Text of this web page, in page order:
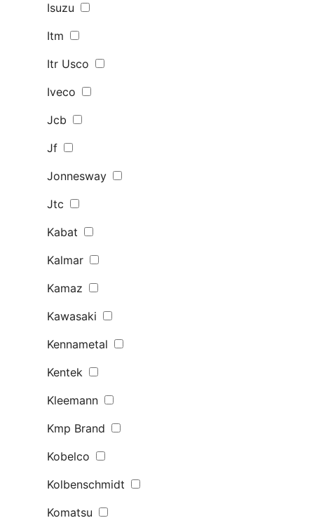
Isuzu
Itm
Itr Usco
Iveco
Jcb
Jf
Jonnesway
Jtc
Kabat
Kalmar
Kamaz
Kawasaki
Kennametal
Kentek
Kleemann
Kmp Brand
Kobelco
Kolbenschmidt
Komatsu